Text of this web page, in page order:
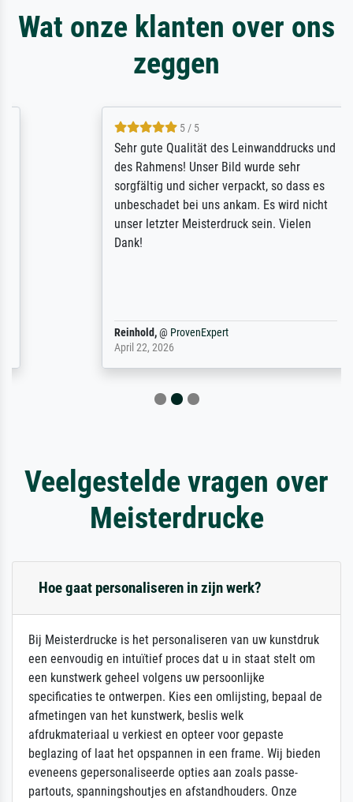
Wat onze klanten over ons
zeggen
5 / 5
Sehr gute Qualität des Leinwanddrucks und
des Rahmens! Unser Bild wurde sehr
sorgfältig und sicher verpackt, so dass es
unbeschadet bei uns ankam. Es wird nicht
unser letzter Meisterdruck sein. Vielen
@ProvenExpert
April 22, 2026
Veelgestelde vragen over
Meisterdrucke
Hoe gaat personaliseren in zijn werk?
Bij Meisterdrucke is het personaliseren van uw kunstdruk
een eenvoudig en intuïtief proces dat u in staat stelt om
een kunstwerk geheel volgens uw persoonlijke
specificaties te ontwerpen. Kies een omlijsting, bepaal de
afmetingen van het kunstwerk, beslis welk
afdrukmateriaal u verkiest en opteer voor gepaste
beglazing of laat het opspannen in een frame. Wij bieden
eveneens gepersonaliseerde opties aan zoals passe-
partouts, spanningshoutjes en afstandhouders. Onze